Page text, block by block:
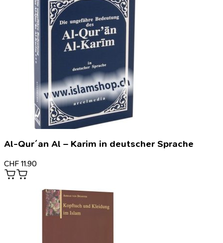
Al-Qur´an Al – Karim in deutscher Sprache
CHF 11.90